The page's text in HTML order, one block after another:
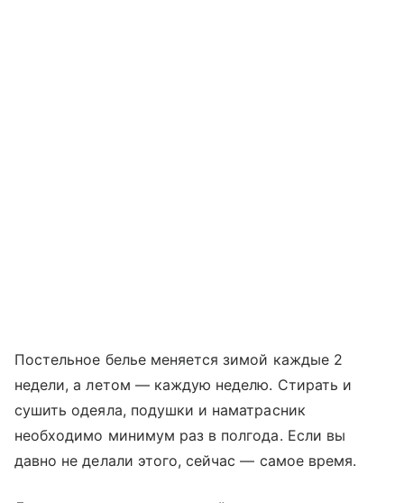
Постельное белье меняется зимой каждые 2
недели, а летом — каждую неделю. Стирать и
сушить одеяла, подушки и наматрасник
необходимо минимум раз в полгода. Если вы
давно не делали этого, сейчас — самое время.